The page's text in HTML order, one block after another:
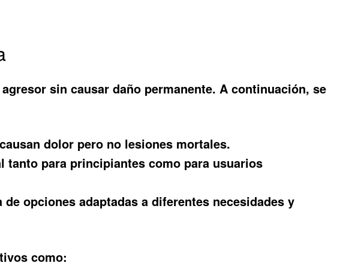
sin causar daño permanente. A continuación, se
dolor pero no lesiones mortales.
para principiantes como para usuarios
opciones adaptadas a diferentes necesidades y
como: